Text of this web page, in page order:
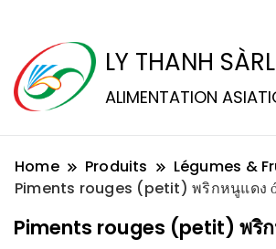
LY THANH SÀRL
ALIMENTATION
Home Produits
Légumes &
Piments rouges (petit) พริกหนูแดง
Piments rouges (petit) พริ